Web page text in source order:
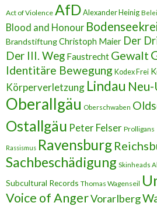
e
s
s
e
Act of Violence AfDAlexander Heinig
Blood and Honour
BrandstiftungChristoph Maier Der
Der III. Weg Faustrecht Gewalt
Identitäre Bewegung Kodex Frei
Körperverletzung Lindau
Oberallgäu Oberschwaben
Ostallgäu Peter Felser Prolligans
Rassismus Ravensburg
Sachbeschädigung Skinheads
Subcultural Records Thomas Wagenseil
Voice of AngerVorarlberg